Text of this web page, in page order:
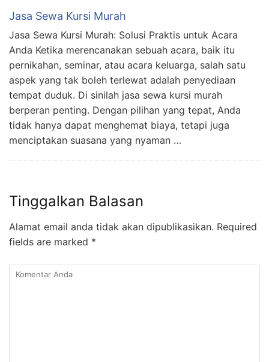
Jasa Sewa Kursi Murah
Jasa Sewa Kursi Murah: Solusi Praktis untuk Acara
Anda Ketika merencanakan sebuah acara, baik itu
pernikahan, seminar, atau acara keluarga, salah satu
aspek yang tak boleh terlewat adalah penyediaan
tempat duduk. Di sinilah jasa sewa kursi murah
berperan penting. Dengan pilihan yang tepat, Anda
tidak hanya dapat menghemat biaya, tetapi juga
menciptakan suasana yang nyaman …
Tinggalkan Balasan
Alamat email anda tidak akan dipublikasikan. Required
fields are marked *